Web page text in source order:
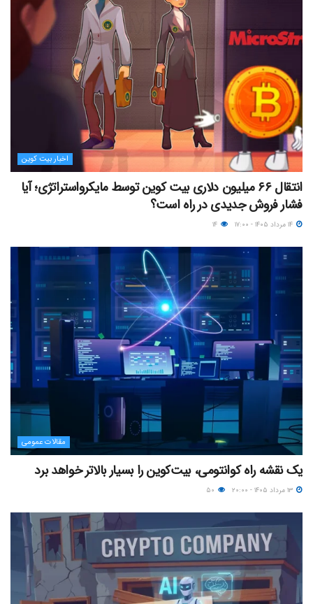
اخبار بیت کوین
انتقال ۶۶ میلیون دلاری بیت کوین توسط مایکرواستراتژی؛ آیا
فشار فروش جدیدی در راه است؟
مقالات عمومی
یک نقشه راه کوانتومی، بیت‌کوین را بسیار بالاتر خواهد برد